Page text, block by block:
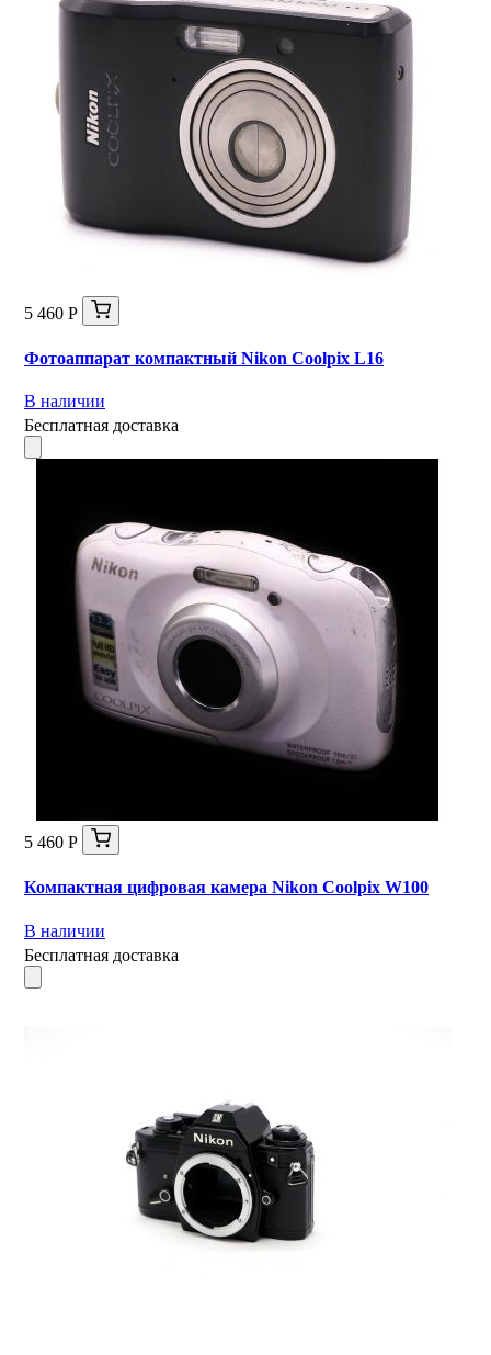
5 460 Р
Фотоаппарат компактный Nikon Coolpix L16
В наличии
Бесплатная доставка
5 460 Р
Компактная цифровая камера Nikon Coolpix W100
В наличии
Бесплатная доставка